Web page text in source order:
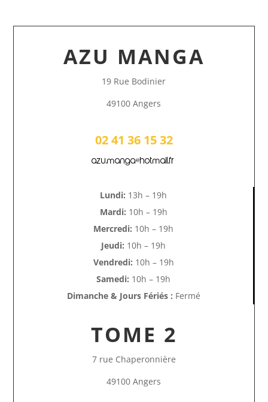
AZU MANGA
19 Rue Bodinier
49100 Angers
02 41 36 15 32
azu.manga@hotmail.fr
Lundi: 13h – 19h
Mardi: 10h – 19h
Mercredi: 10h – 19h
Jeudi: 10h – 19h
Vendredi: 10h – 19h
Samedi: 10h – 19h
Dimanche & Jours Fériés : Fermé
TOME 2
7 rue Chaperonnière
49100 Angers